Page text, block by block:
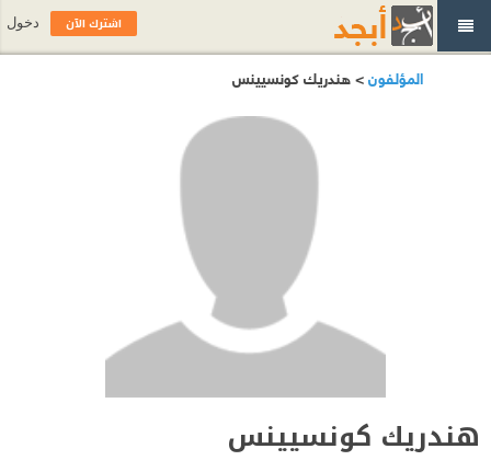
المؤلفون> هندريك كونسيينس
هندريك كونسيينس
اشترك الآن دخول